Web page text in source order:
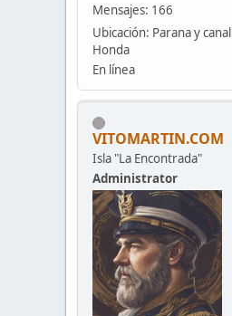
Mensajes: 166
Ubicación: Parana y canal
Honda
En línea
VITOMARTIN.COM
Isla "La Encontrada"
Administrator